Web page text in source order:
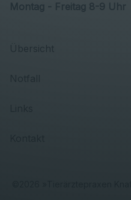
Montag - Freitag 8-9 Uhr
Übersicht